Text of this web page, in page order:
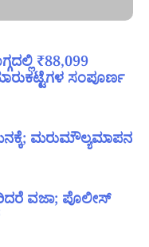
₹88,099
ಸಂಪೂರ್ಣ
ಮರುಮೌಲ್ಯಮಾಪನ
ವಜಾ; ಪೊಲೀಸ್